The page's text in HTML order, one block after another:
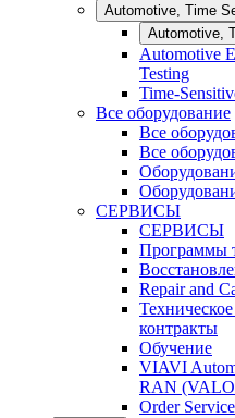
Automotive, Time
Automotive,
Automotive
Testing
Time-
Все оборудование
Все
Все
СЕРВИСЫ
СЕРВИСЫ
Программы
Repair and
контракты
Обучение
VIAVI
RAN
Order